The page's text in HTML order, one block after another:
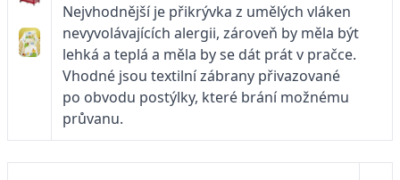
Nejvhodnější je přikrývka z umělých vláken
nevyvolávajících alergii, zároveň by měla být
lehká a teplá a měla by se dát prát v pračce.
Vhodné jsou textilní zábrany přivazované
po obvodu postýlky, které brání možnému
průvanu.